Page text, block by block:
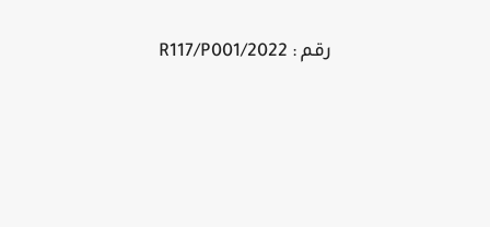
رقم : 2022/R117/P001